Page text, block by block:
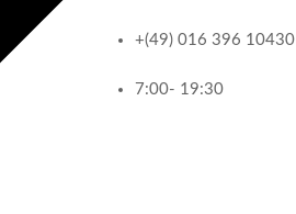
+(49) 016 396 10430
7:00- 19:30